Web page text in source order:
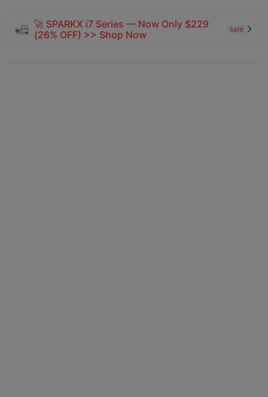
🚀 SPARKX i7 Series — Now Only $229
(26% OFF) >> Shop Now
sale 